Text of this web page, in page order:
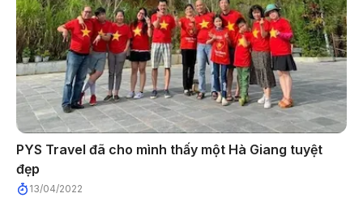
PYS Travel đã cho mình thấy một Hà Giang tuyệt
đẹp
13/04/2022